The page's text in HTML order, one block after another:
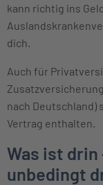
kann richtig ins
dich.
Auch für
nach Deutschland)
Vertrag enthalten.
Was ist drin
unbedingt